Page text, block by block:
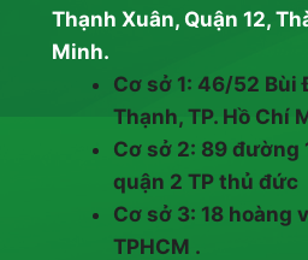
Thạnh Xuân, Quận 12,
Minh.
Cơ sở 1: 46/52 Bùi
Thạnh, TP. Hồ Chí
Cơ sở 2: 89 đường
quận 2 TP thủ đức
Cơ sở 3: 18 hoàng
TPHCM .